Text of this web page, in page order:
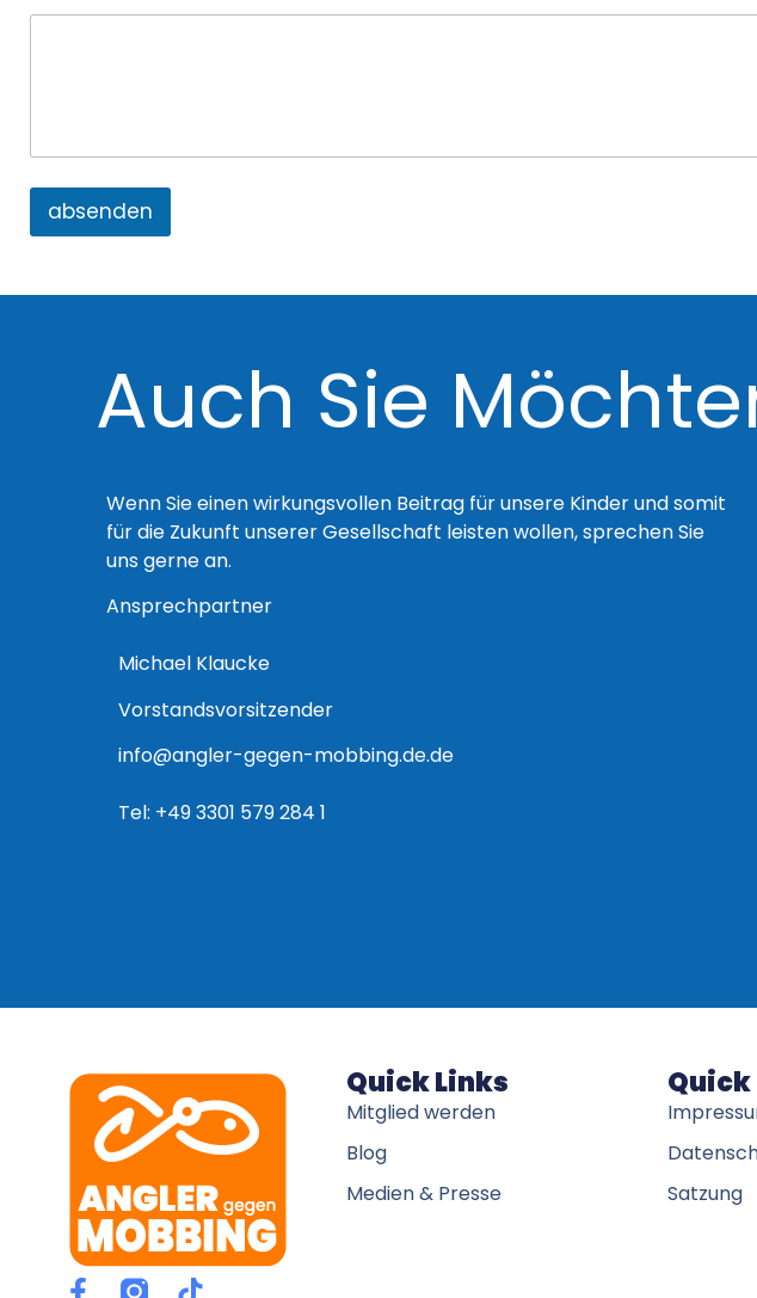
absenden
Auch Sie
Wenn Sie einen wirkungsvollen Beitrag für unsere Kinder und somit
für die Zukunft unserer Gesellschaft leisten wollen, sprechen Sie
uns gerne an.
Ansprechpartner
Michael Klaucke
Vorstandsvorsitzender
info@angler-gegen-mobbing.de.de
Tel: +49 3301 579 284 1
Quick Links
Mitglied werden
Blog
Medien & Presse
Quick
Satzung